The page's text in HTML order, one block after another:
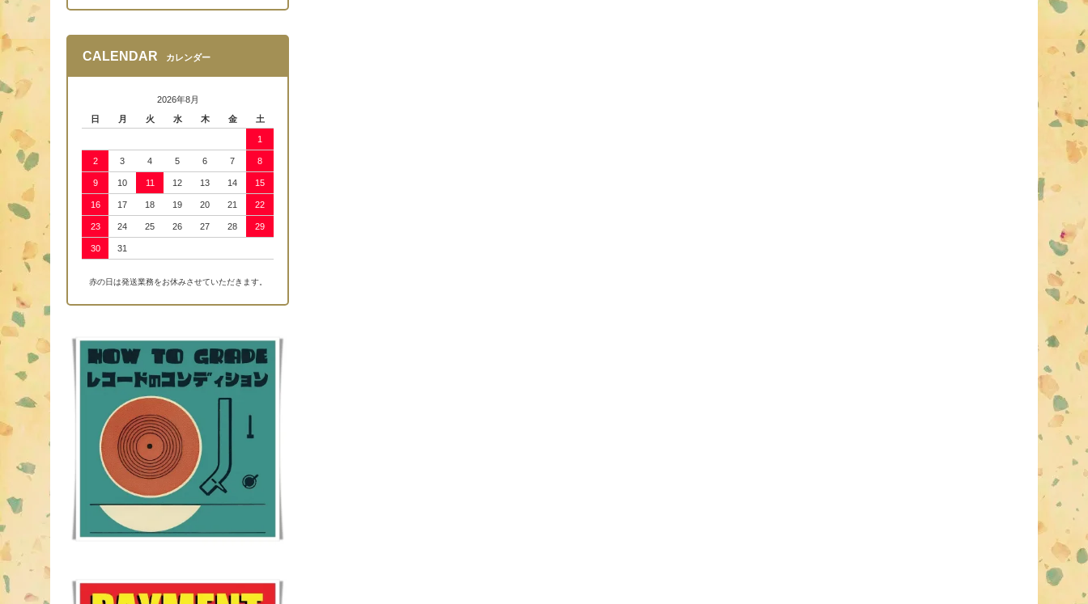
CALENDAR カレンダー
2026年8月
日
月 火 水 木 金 土
1
2 3 4 5 6 7 8
9 10 11 12 13 14 15
16 17 18 19 20 21 22
23 24 25 26 27 28 29
30 31
赤の日は発送業務をお休みさせていただきます。